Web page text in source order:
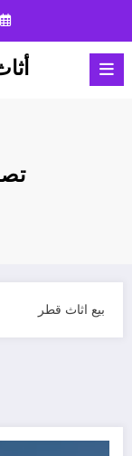
المحتوى
بيع اثاث قطر